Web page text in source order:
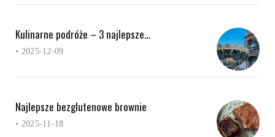
Kulinarne podróże – 3 najlepsze…
• 2025-12-09
Najlepsze bezglutenowe brownie
• 2025-11-18